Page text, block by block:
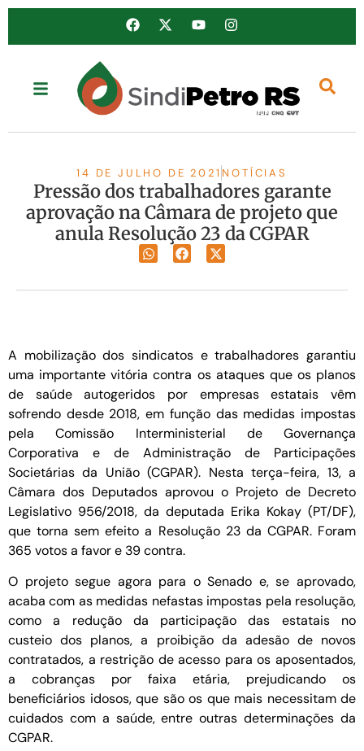
14 DE JULHO DE 2021 NOTÍCIAS
Pressão dos trabalhadores garante
aprovação na Câmara de projeto que
anula Resolução 23 da CGPAR
A mobilização dos sindicatos e trabalhadores garantiu
uma importante vitória contra os ataques que os planos
de saúde autogeridos por empresas estatais vêm
sofrendo desde 2018, em função das medidas impostas
pela Comissão Interministerial de Governança
Corporativa e de Administração de Participações
Societárias da União (CGPAR). Nesta terça-feira, 13, a
Câmara dos Deputados aprovou o Projeto de Decreto
Legislativo 956/2018, da deputada Erika Kokay (PT/DF),
que torna sem efeito a Resolução 23 da CGPAR. Foram
365 votos a favor e 39 contra.
O projeto segue agora para o Senado e, se aprovado,
acaba com as medidas nefastas impostas pela resolução,
como a redução da participação das estatais no
custeio dos planos, a proibição da adesão de novos
contratados, a restrição de acesso para os aposentados,
a cobranças por faixa etária, prejudicando os
beneficiários idosos, que são os que mais necessitam de
cuidados com a saúde, entre outras determinações da
CGPAR.